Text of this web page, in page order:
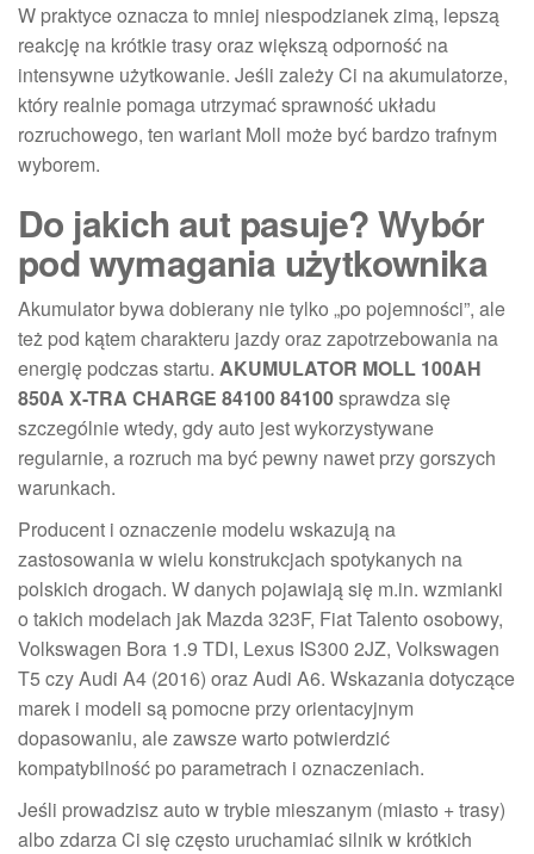
W praktyce oznacza to mniej niespodzianek zimą, lepszą
reakcję na krótkie trasy oraz większą odporność na
intensywne użytkowanie. Jeśli zależy Ci na akumulatorze,
który realnie pomaga utrzymać sprawność układu
rozruchowego, ten wariant Moll może być bardzo trafnym
wyborem.
Do jakich aut pasuje? Wybór
pod wymagania użytkownika
Akumulator bywa dobierany nie tylko „po pojemności”, ale
też pod kątem charakteru jazdy oraz zapotrzebowania na
energię podczas startu. AKUMULATOR MOLL 100AH
850A X-TRA CHARGE 84100 84100sprawdza się
szczególnie wtedy, gdy auto jest wykorzystywane
regularnie, a rozruch ma być pewny nawet przy gorszych
warunkach.
Producent i oznaczenie modelu wskazują na
zastosowania w wielu konstrukcjach spotykanych na
polskich drogach. W danych pojawiają się m.in. wzmianki
o takich modelach jak Mazda 323F, Fiat Talento osobowy,
Volkswagen Bora 1.9 TDI, Lexus IS300 2JZ, Volkswagen
T5 czy Audi A4 (2016) oraz Audi A6. Wskazania dotyczące
marek i modeli są pomocne przy orientacyjnym
dopasowaniu, ale zawsze warto potwierdzić
kompatybilność po parametrach i oznaczeniach.
Jeśli prowadzisz auto w trybie mieszanym (miasto + trasy)
albo zdarza Ci się często uruchamiać silnik w krótkich